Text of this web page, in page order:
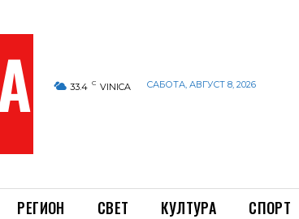
33.4 C VINICA САБОТА, АВГУСТ 8, 2026
РЕГИОН СВЕТ КУЛТУРА СПОРТ